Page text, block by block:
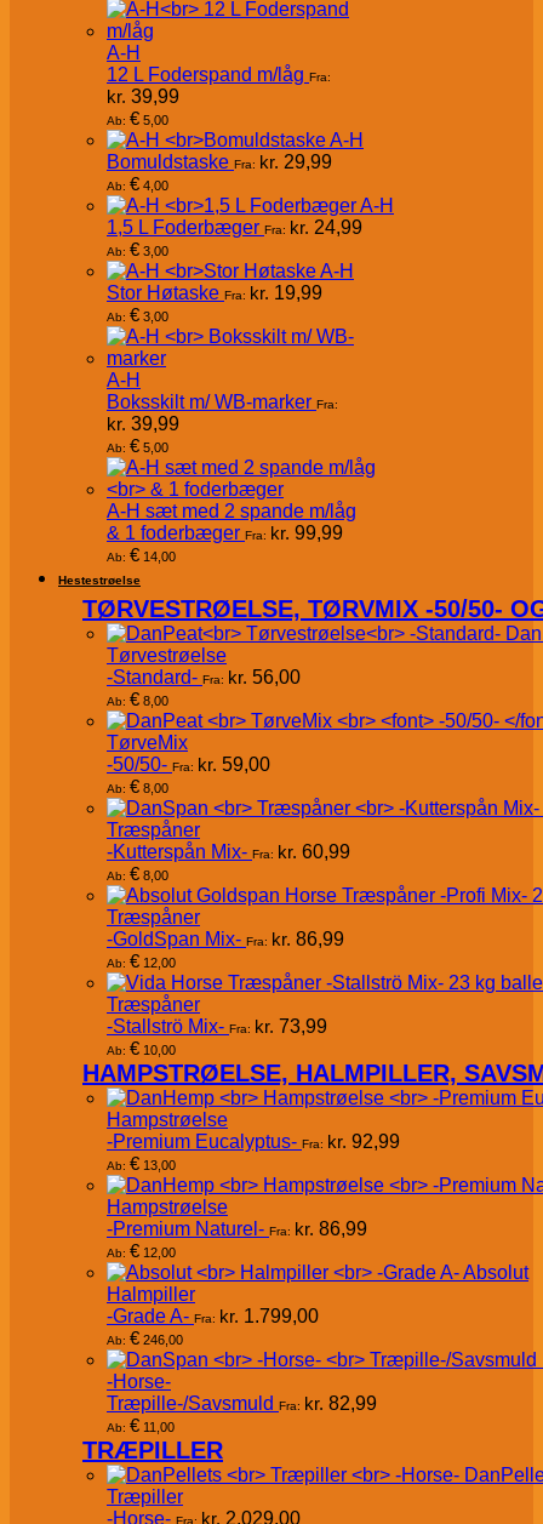
A-H
12 L Foderspand m/låg Fra:
kr. 39,99
Ab: € 5,00
A-H
Bomuldstaske Fra: kr. 29,99
Ab: € 4,00
A-H
1,5 L Foderbæger Fra: kr. 24,99
Ab: € 3,00
A-H
Stor Høtaske Fra: kr. 19,99
Ab: € 3,00
A-H
Boksskilt m/ WB-marker Fra:
kr. 39,99
Ab: € 5,00
A-H sæt med 2 spande m/låg
& 1 foderbæger Fra: kr. 99,99
Ab: € 14,00
Hestestrøelse
TØRVESTRØELSE, TØRVMIX -50/50-
Tørvestrøelse
-Standard- Fra: kr. 56,00
Ab: € 8,00
TørveMix
-50/50- Fra: kr. 59,00
Ab: € 8,00
Træspåner
-Kutterspån Mix- Fra: kr. 60,99
Ab: € 8,00
Træspåner
-GoldSpan Mix- Fra: kr. 86,99
Ab: € 12,00
Træspåner
-Stallströ Mix- Fra: kr. 73,99
Ab: € 10,00
HAMPSTRØELSE, HALMPILLER,
Hampstrøelse
-Premium Eucalyptus- Fra: kr. 92,99
Ab: € 13,00
Hampstrøelse
-Premium Naturel- Fra: kr. 86,99
Ab: € 12,00
Absolut
Halmpiller
-Grade A- Fra: kr. 1.799,00
Ab: € 246,00
-Horse-
Træpille-/Savsmuld Fra: kr. 82,99
Ab: € 11,00
TRÆPILLER
Træpiller
-Horse-
kr. 2.029,00